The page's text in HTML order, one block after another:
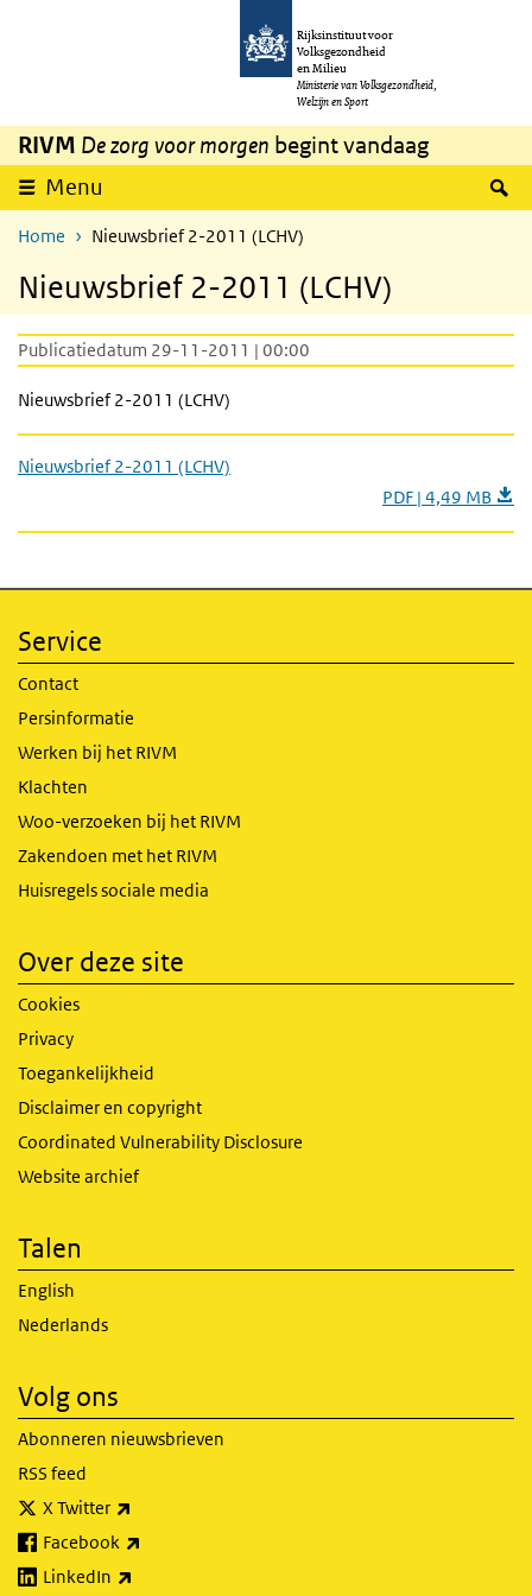
Overslaan en naar de inhoud gaan
Rijksinstituut voor
Volksgezondheid
en Milieu
Ministerie van Volksgezondheid,
Welzijn en Sport
RIVM De zorg voor morgen begint vandaag
Menu
Home Nieuwsbrief 2-2011 (LCHV)
Nieuwsbrief 2-2011 (LCHV)
Publicatiedatum 29-11-2011 | 00:00
Nieuwsbrief 2-2011 (LCHV)
Nieuwsbrief 2-2011 (LCHV)
PDF | 4,49 MB
Service
Contact
Persinformatie
Werken bij het RIVM
Klachten
Woo-verzoeken bij het RIVM
Zakendoen met het RIVM
Huisregels sociale media
Over deze site
Cookies
Privacy
Toegankelijkheid
Disclaimer en copyright
Coordinated Vulnerability Disclosure
Website archief
Talen
English
Nederlands
Volg ons
Abonneren nieuwsbrieven
RSS feed
X Twitter
Facebook
LinkedIn